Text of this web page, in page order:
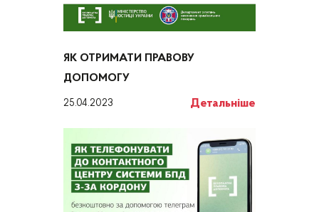
ЯК ОТРИМАТИ ПРАВОВУ
ДОПОМОГУ
25.04.2023 Детальніше